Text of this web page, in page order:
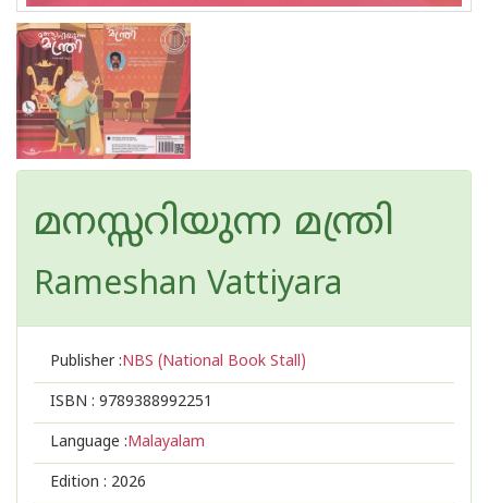
മനസ്സറിയുന്ന മന്ത്രി
Rameshan Vattiyara
Publisher :NBS (National Book Stall)
ISBN : 9789388992251
Language :Malayalam
Edition : 2026